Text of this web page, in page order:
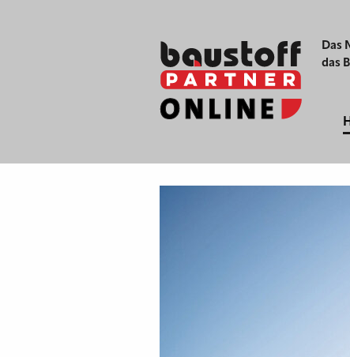
Das
das